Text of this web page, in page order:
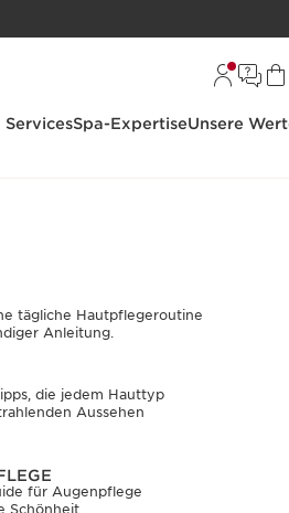
ServicesSpa-ExpertiseUnsere
tägliche Hautpflegeroutine
Anleitung.
die jedem Hauttyp
Aussehen
für Augenpflege
Schönheit.